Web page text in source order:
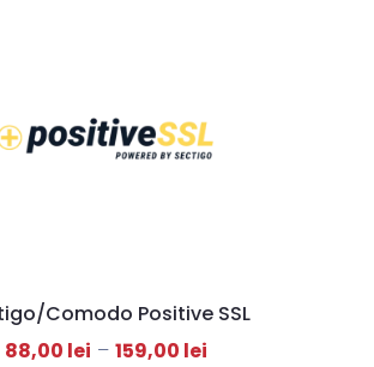
Comodo Positive SSL
88,00 lei – 159,00 lei